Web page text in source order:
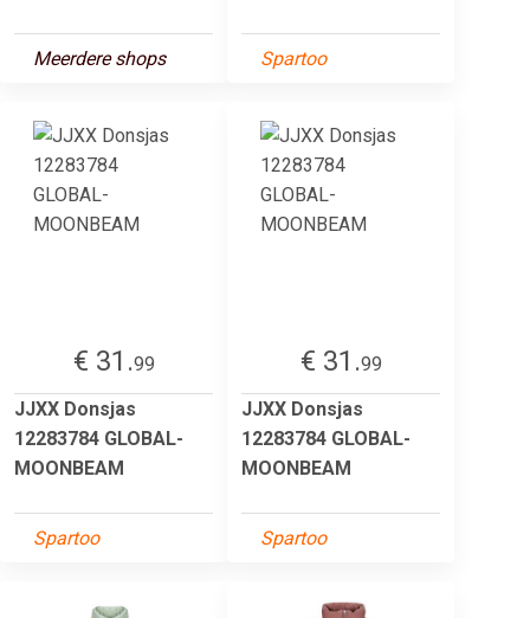
Meerdere shops Spartoo
€ 31.99
JJXX Donsjas
12283784 GLOBAL-
MOONBEAM
Spartoo
€ 31.99
JJXX Donsjas
12283784 GLOBAL-
MOONBEAM
Spartoo